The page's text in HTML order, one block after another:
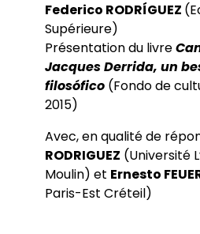
Federico RODRÍGUEZ
Supérieure)
Présentation du livre
Jacques Derrida, un
filosófico (Fondo de
2015)
Avec, en qualité de
RODRIGUEZ (Université
Moulin) et Ernesto
Paris-Est Créteil)